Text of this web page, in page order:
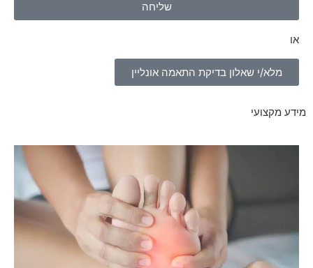
שליחה
או
מלא/י שאלון בדיקת התאמה אונליין
מידע מקצועי